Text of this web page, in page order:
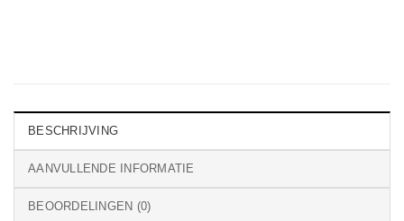
BESCHRIJVING
AANVULLENDE INFORMATIE
BEOORDELINGEN (0)